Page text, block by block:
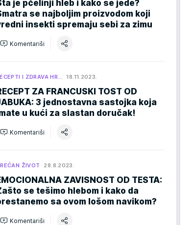
je pčelinji hleb i kako se jede?
se najboljim proizvodom koji
insekti spremaju sebi za zimu
Komentariši
I ZDRAVA HR… 18.11.2023.
ZA FRANCUSKI TOST OD
3 jednostavna sastojka koja
u kući za slastan doručak!
Komentariši
ŽIVOT 28.8.2023.
ZAVISNOST OD TESTA:
se tešimo hlebom i kako da
sa ovom lošom navikom?
Komentariši